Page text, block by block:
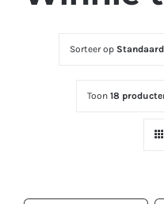
Sorteer op
Toon18